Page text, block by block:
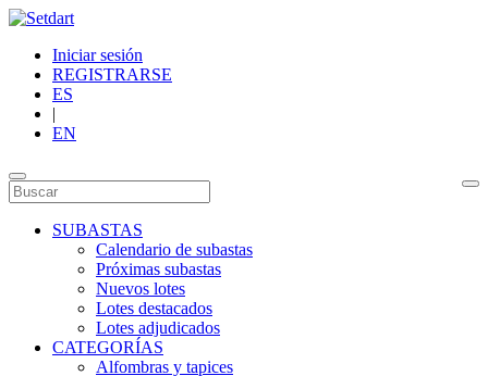
Iniciar sesión
REGISTRARSE
ES
|
EN
SUBASTAS
Calendario de subastas
Próximas subastas
Nuevos lotes
Lotes destacados
Lotes adjudicados
CATEGORÍAS
Alfombras y tapices